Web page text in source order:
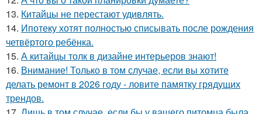
13. Китайцы не перестают удивлять.
14. Ипотеку хотят полностью списывать после рождения
четвёртого ребёнка.
15. А китайцы толк в дизайне интерьеров знают!
16. Внимание! Только в том случае, если вы хотите
делать ремонт в 2026 году - ловите памятку грядущих
трендов.